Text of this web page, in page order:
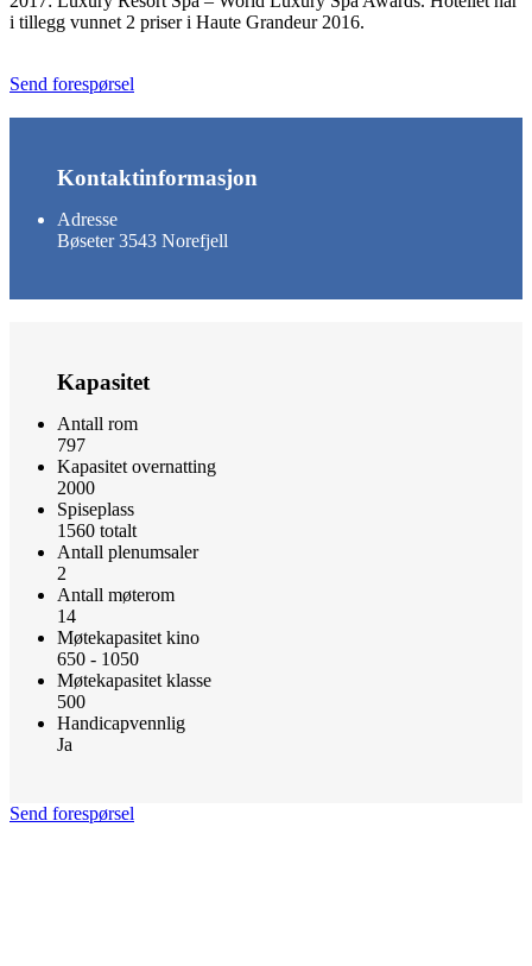
i tillegg vunnet 2 priser i Haute Grandeur 2016.
Send forespørsel
Kontaktinformasjon
Adresse
Bøseter 3543 Norefjell
Kapasitet
Antall rom
797
Kapasitet overnatting
2000
Spiseplass
1560 totalt
Antall plenumsaler
2
Antall møterom
14
Møtekapasitet kino
650 - 1050
Møtekapasitet klasse
500
Handicapvennlig
Ja
Send forespørsel